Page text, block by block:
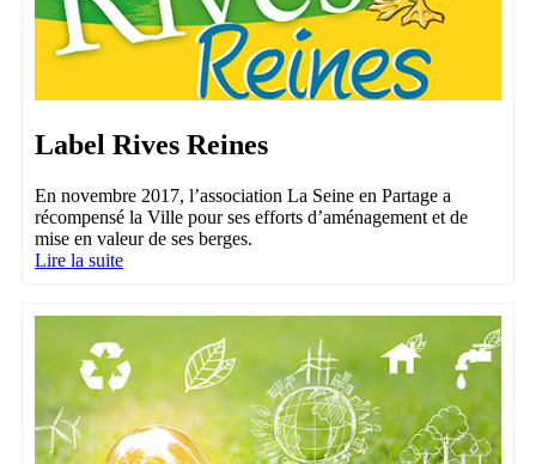
Label Rives Reines
En novembre 2017, l’association La Seine en Partage a
récompensé la Ville pour ses efforts d’aménagement et de
mise en valeur de ses berges.
Lire la suite